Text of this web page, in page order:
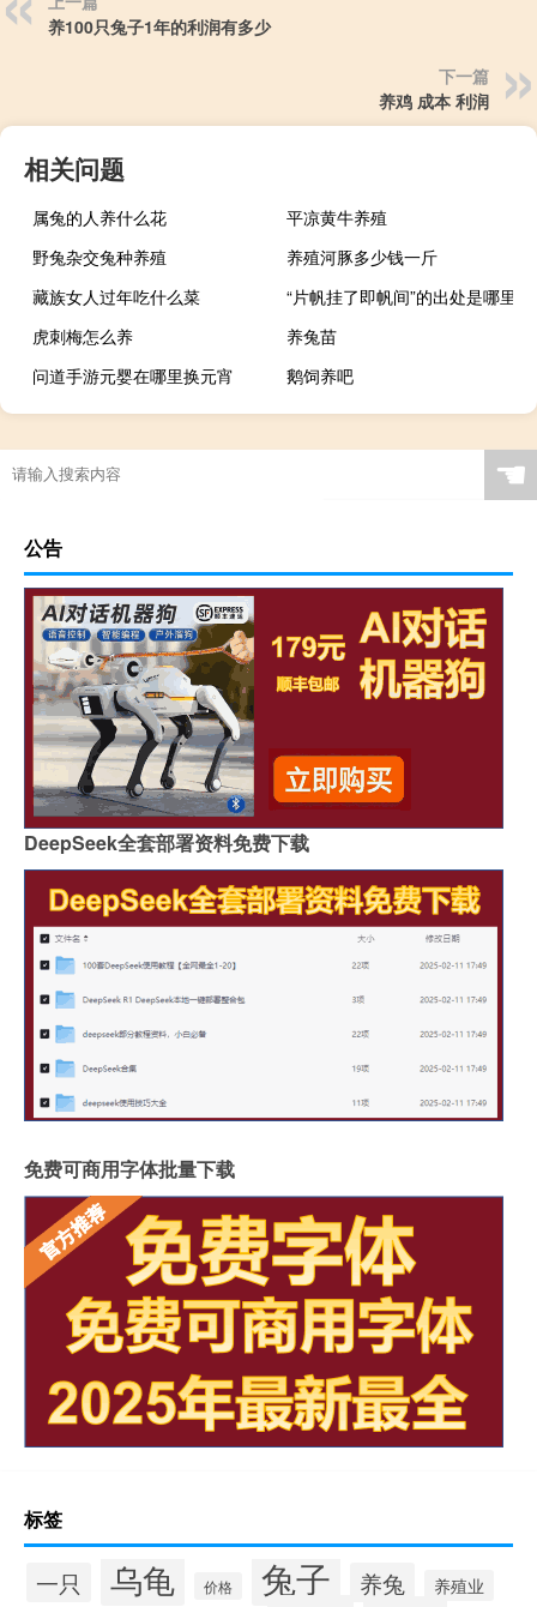
养100只兔子1年的利润有多少
下一篇
养鸡 成本 利润
相关问题
属兔的人养什么花
平凉黄牛养殖
野兔杂交兔种养殖
养殖河豚多少钱一斤
藏族女人过年吃什么菜
“片帆挂了即帆间”的出处是哪里
虎刺梅怎么养
养兔苗
问道手游元婴在哪里换元宵
鹅饲养吧
☚
公告
DeepSeek全套部署资料免费下载
免费可商用字体批量下载
标签
一只 乌龟 价格 兔子 养兔 养殖业